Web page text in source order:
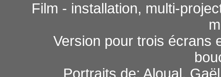
Film - installation, multi-
Version pour trois écrans
Portraits de: Aloual,